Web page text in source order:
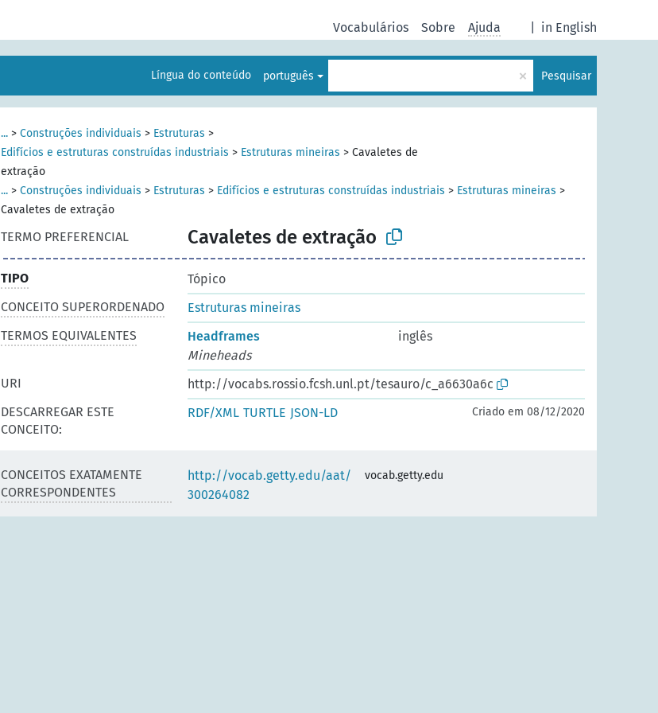
in English
Vocabulários Sobre Ajuda
Língua do conteúdo português × Pesquisar
... > Construções individuais > Estruturas >
Edifícios e estruturas construídas industriais > Estruturas mineiras > Cavaletes de
extração
... > Construções individuais > Estruturas > Edifícios e estruturas construídas industriais > Estruturas mineiras >
Cavaletes de extração
TERMO PREFERENCIAL Cavaletes de extração
TIPO
Tópico
CONCEITO SUPERORDENADO
Estruturas mineiras
TERMOS EQUIVALENTES
Headframes
inglês
Mineheads
URI
http://vocabs.rossio.fcsh.unl.pt/tesauro/c_a6630a6c
DESCARREGAR ESTE
CONCEITO:
RDF/XML TURTLE JSON-LD Criado em 08/12/2020
CONCEITOS EXATAMENTE
CORRESPONDENTES
http://vocab.getty.edu/aat/
300264082
vocab.getty.edu